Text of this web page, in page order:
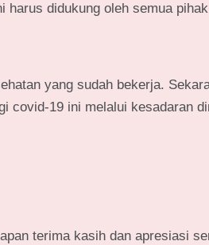
didukung oleh semua
yang sudah bekerja.
covid-19 ini melalui kesadaran
terima kasih dan apresiasi